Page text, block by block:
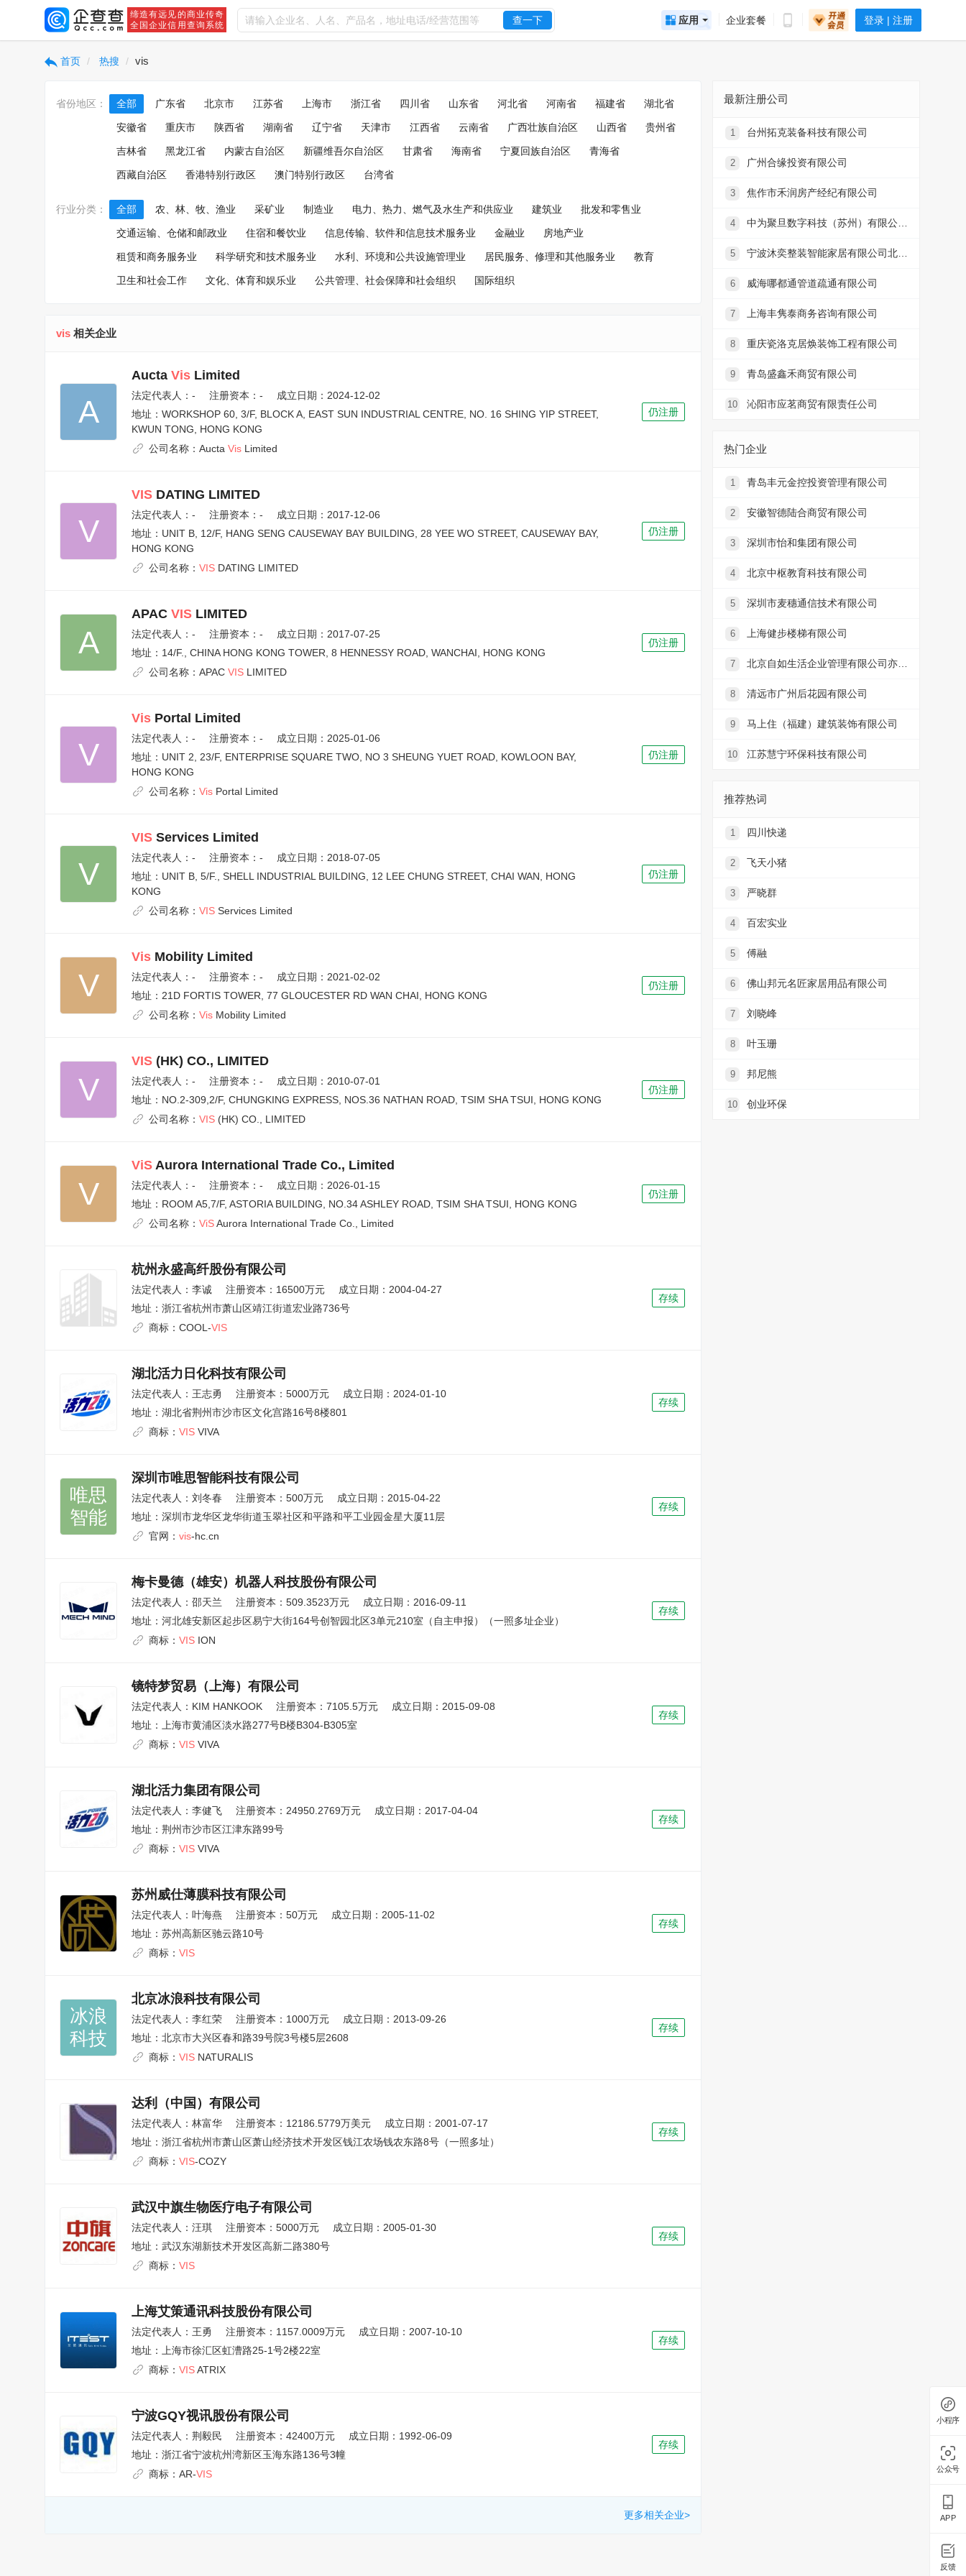
缔造有远见的商业传奇
全国企业信用查询系统
查一下 应用 企业套餐 登录 | 注册
首页 热搜 vis
省份地区： 全部 广东省 北京市 江苏省 上海市 浙江省 四川省 山东省 河北省 河南省 福建省 湖北省
安徽省 重庆市 陕西省 湖南省 辽宁省 天津市 江西省 云南省 广西壮族自治区 山西省 贵州省
吉林省 黑龙江省 内蒙古自治区 新疆维吾尔自治区 甘肃省 海南省 宁夏回族自治区 青海省
西藏自治区 香港特别行政区 澳门特别行政区 台湾省
行业分类： 全部 农、林、牧、渔业 采矿业 制造业 电力、热力、燃气及水生产和供应业 建筑业 批发和零售业
交通运输、仓储和邮政业 住宿和餐饮业 信息传输、软件和信息技术服务业 金融业 房地产业
租赁和商务服务业 科学研究和技术服务业 水利、环境和公共设施管理业 居民服务、修理和其他服务业 教育
卫生和社会工作 文化、体育和娱乐业 公共管理、社会保障和社会组织 国际组织
vis 相关企业
A
Aucta Vis Limited
法定代表人： - 注册资本：-
成立日期：2024-12-02
地址： WORKSHOP 60, 3/F, BLOCK A, EAST SUN INDUSTRIAL CENTRE, NO. 16 SHING YIP STREET,
KWUN TONG, HONG KONG
公司名称： Aucta Vis Limited
仍注册
V
VIS DATING LIMITED
法定代表人： - 注册资本：-
成立日期：2017-12-06
地址： UNIT B, 12/F, HANG SENG CAUSEWAY BAY BUILDING, 28 YEE WO STREET, CAUSEWAY BAY,
HONG KONG
公司名称： VIS DATING LIMITED
仍注册
A
APAC VIS LIMITED
法定代表人： - 注册资本：-
成立日期：2017-07-25
地址： 14/F., CHINA HONG KONG TOWER, 8 HENNESSY ROAD, WANCHAI, HONG KONG
公司名称： APAC VIS LIMITED
仍注册
V
Vis Portal Limited
法定代表人： - 注册资本：-
成立日期：2025-01-06
地址： UNIT 2, 23/F, ENTERPRISE SQUARE TWO, NO 3 SHEUNG YUET ROAD, KOWLOON BAY,
HONG KONG
公司名称： Vis Portal Limited
仍注册
V
VIS Services Limited
法定代表人： - 注册资本：-
成立日期：2018-07-05
地址： UNIT B, 5/F., SHELL INDUSTRIAL BUILDING, 12 LEE CHUNG STREET, CHAI WAN, HONG
KONG
公司名称： VIS Services Limited
仍注册
V
Vis Mobility Limited
法定代表人： - 注册资本：-
成立日期：2021-02-02
地址： 21D FORTIS TOWER, 77 GLOUCESTER RD WAN CHAI, HONG KONG
公司名称： Vis Mobility Limited
仍注册
V
VIS (HK) CO., LIMITED
法定代表人： - 注册资本：-
成立日期：2010-07-01
地址： NO.2-309,2/F, CHUNGKING EXPRESS, NOS.36 NATHAN ROAD, TSIM SHA TSUI, HONG KONG
公司名称： VIS (HK) CO., LIMITED
仍注册
V
ViS Aurora International Trade Co., Limited
法定代表人： - 注册资本：-
成立日期：2026-01-15
地址： ROOM A5,7/F, ASTORIA BUILDING, NO.34 ASHLEY ROAD, TSIM SHA TSUI, HONG KONG
公司名称： ViSAurora International Trade Co., Limited
仍注册
杭州永盛高纤股份有限公司
法定代表人： 李诚 注册资本：16500万元
成立日期：2004-04-27
地址： 浙江省杭州市萧山区靖江街道宏业路736号
商标： COOL-VIS
存续
湖北活力日化科技有限公司
法定代表人： 王志勇 注册资本：5000万元
成立日期：2024-01-10
地址： 湖北省荆州市沙市区文化宫路16号8楼801
商标： VIS VIVA
存续
唯思
智能
深圳市唯思智能科技有限公司
法定代表人： 刘冬春 注册资本：500万元
成立日期：2015-04-22
地址： 深圳市龙华区龙华街道玉翠社区和平路和平工业园金星大厦11层
官网： vis-hc.cn
存续
梅卡曼德（雄安）机器人科技股份有限公司
法定代表人： 邵天兰 注册资本：509.3523万元
成立日期：2016-09-11
地址： 河北雄安新区起步区易宁大街164号创智园北区3单元210室（自主申报）（一照多址企业）
商标： VIS ION
存续
镜特梦贸易（上海）有限公司
法定代表人： KIM HANKOOK 注册资本：7105.5万元
成立日期：2015-09-08
地址：
上海市黄浦区淡水路277号B楼B304-B305室
商标： VIS VIVA
存续
湖北活力集团有限公司
法定代表人： 李健飞 注册资本：24950.2769万元
成立日期：2017-04-04
地址： 荆州市沙市区江津东路99号
商标： VIS VIVA
存续
苏州威仕薄膜科技有限公司
法定代表人： 叶海燕 注册资本：50万元
成立日期：2005-11-02
地址： 苏州高新区驰云路10号
商标： VIS
存续
冰浪
科技
北京冰浪科技有限公司
法定代表人： 李红荣 注册资本：1000万元
成立日期：2013-09-26
地址： 北京市大兴区春和路39号院3号楼5层2608
商标： VIS NATURALIS
存续
达利（中国）有限公司
法定代表人： 林富华 注册资本：12186.5779万美元
成立日期：2001-07-17
地址： 浙江省杭州市萧山区萧山经济技术开发区钱江农场钱农东路8号（一照多址）
商标： VIS-COZY
存续
武汉中旗生物医疗电子有限公司
法定代表人： 汪琪 注册资本：5000万元
成立日期：2005-01-30
地址： 武汉东湖新技术开发区高新二路380号
商标： VIS
存续
上海艾策通讯科技股份有限公司
法定代表人： 王勇 注册资本：1157.0009万元
成立日期：2007-10-10
地址：
上海市徐汇区虹漕路25-1号2楼22室
商标： VISATRIX
存续
宁波GQY视讯股份有限公司
法定代表人： 荆毅民 注册资本：42400万元
成立日期：1992-06-09
地址： 浙江省宁波杭州湾新区玉海东路136号3幢
商标： AR-VIS
存续
更多相关企业>
最新注册公司
1 台州拓克装备科技有限公司
2 广州合缘投资有限公司
3 焦作市禾润房产经纪有限公司
4
5
6 威海哪都通管道疏通有限公司
7 上海丰隽泰商务咨询有限公司
8 重庆瓷洛克居焕装饰工程有限公司
9 青岛盛鑫禾商贸有限公司
10 沁阳市应茗商贸有限责任公司
热门企业
1 青岛丰元金控投资管理有限公司
2 安徽智德陆合商贸有限公司
3 深圳市怡和集团有限公司
4 北京中枢教育科技有限公司
5 深圳市麦穗通信技术有限公司
6 上海健步楼梯有限公司
7
8 清远市广州后花园有限公司
9 马上住（福建）建筑装饰有限公司
10 江苏慧宁环保科技有限公司
推荐热词
1 四川快递
2 飞天小猪
3 严晓群
4 百宏实业
5 傅融
6 佛山邦元名匠家居用品有限公司
7 刘晓峰
8 叶玉珊
9 邦尼熊
10 创业环保
小程序
公众号
APP
反馈